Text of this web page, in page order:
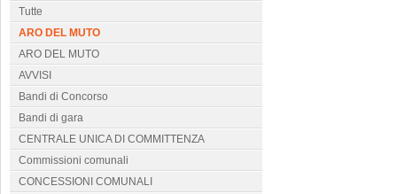
Tutte
ARO DEL MUTO
ARO DEL MUTO
AVVISI
Bandi di Concorso
Bandi di gara
CENTRALE UNICA DI COMMITTENZA
Commissioni comunali
CONCESSIONI COMUNALI